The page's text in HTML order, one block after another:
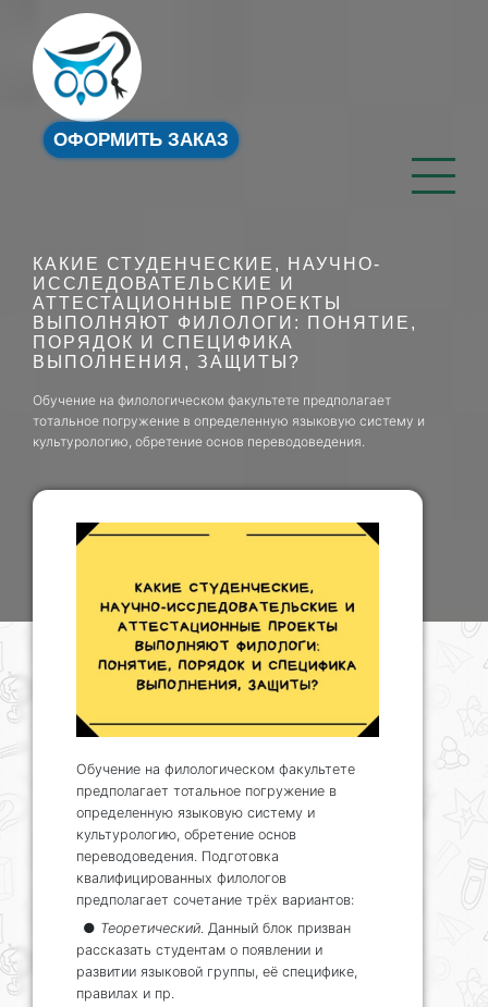
ОФОРМИТЬ ЗАКАЗ
КАКИЕ СТУДЕНЧЕСКИЕ, НАУЧНО-
ИССЛЕДОВАТЕЛЬСКИЕ И
АТТЕСТАЦИОННЫЕ ПРОЕКТЫ
ВЫПОЛНЯЮТ ФИЛОЛОГИ: ПОНЯТИЕ,
ПОРЯДОК И СПЕЦИФИКА
ВЫПОЛНЕНИЯ, ЗАЩИТЫ?
Обучение на филологическом факультете предполагает
тотальное погружение в определенную языковую систему и
культурологию, обретение основ переводоведения.
Обучение на филологическом факультете
предполагает тотальное погружение в
определенную языковую систему и
культурологию, обретение основ
переводоведения. Подготовка
квалифицированных филологов
предполагает сочетание трёх вариантов:
● Теоретический. Данный блок призван
рассказать студентам о появлении и
развитии языковой группы, её специфике,
правилах и пр.